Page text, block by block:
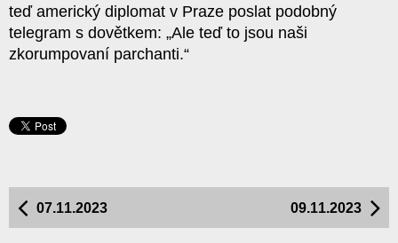
teď americký diplomat v Praze poslat podobný
telegram s dovětkem: „Ale teď to jsou naši
zkorumpovaní parchanti.“
09.11.2023
07.11.2023